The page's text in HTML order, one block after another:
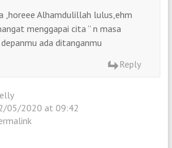
,horeee Alhamdulillah lulus,ehm
menggapai cita ” n masa
ada ditanganmu
Reply
05/2020 at 09:42